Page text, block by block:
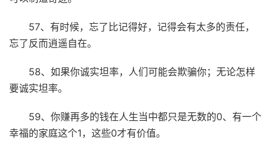
57、有时候，忘了比记得好，记得会有太多的责任，
忘了反而逍遥自在。
58、如果你诚实坦率，人们可能会欺骗你；无论怎样
要诚实坦率。
59、你赚再多的钱在人生当中都只是无数的0、有一个
幸福的家庭这个1，这些0才有价值。